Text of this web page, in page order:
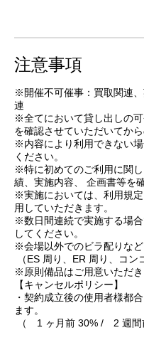
注意事項
※開催不可催事：買取関連
連
※全てにおいて貸し出しの
を確認させていただいてから
※内容により利用できない
ください。
※特に初めてのご利用に関
績、実施内容、 企画書等を
※実施においては、利用規
用していただきます。
※数日間連続で実施する場
してください。
※会場以外でのビラ配りなど
（ES 周り、ER 周り、コン
※原則備品はご用意いただき
【キャンセルポリシー】
・契約成立後の使用者様都
ます。
（ 1 ヶ月前 30% / 2 週